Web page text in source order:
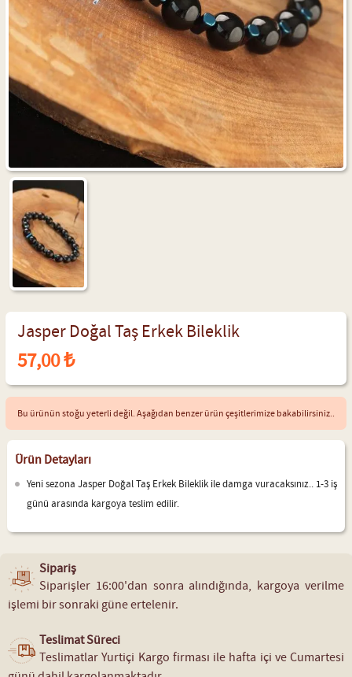
Jasper Doğal Taş Erkek Bileklik
57,00 ₺
Bu ürünün stoğu yeterli değil. Aşağıdan benzer ürün çeşitlerimize bakabilirsiniz..
Ürün Detayları
Yeni sezona Jasper Doğal Taş Erkek Bileklik ile damga vuracaksınız.. 1-3 iş
günü arasında kargoya teslim edilir.
Sipariş
Siparişler 16:00'dan sonra alındığında, kargoya verilme
işlemi bir sonraki güne ertelenir.
Teslimat Süreci
Teslimatlar Yurtiçi Kargo firması ile hafta içi ve Cumartesi